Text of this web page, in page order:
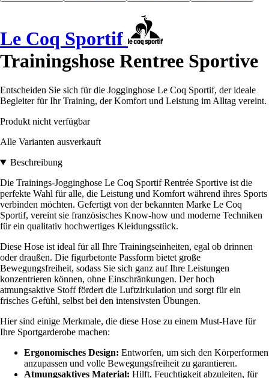
Le Coq Sportif
Trainingshose Rentree Sportive
Entscheiden Sie sich für die Jogginghose Le Coq Sportif, der ideale
Begleiter für Ihr Training, der Komfort und Leistung im Alltag vereint.
Produkt nicht verfügbar
Alle Varianten ausverkauft
Beschreibung
Die Trainings-Jogginghose Le Coq Sportif Rentrée Sportive ist die
perfekte Wahl für alle, die Leistung und Komfort während ihres Sports
verbinden möchten. Gefertigt von der bekannten Marke Le Coq
Sportif, vereint sie französisches Know-how und moderne Techniken
für ein qualitativ hochwertiges Kleidungsstück.
Diese Hose ist ideal für all Ihre Trainingseinheiten, egal ob drinnen
oder draußen. Die figurbetonte Passform bietet große
Bewegungsfreiheit, sodass Sie sich ganz auf Ihre Leistungen
konzentrieren können, ohne Einschränkungen. Der hoch
atmungsaktive Stoff fördert die Luftzirkulation und sorgt für ein
frisches Gefühl, selbst bei den intensivsten Übungen.
Hier sind einige Merkmale, die diese Hose zu einem Must-Have für
Ihre Sportgarderobe machen:
Ergonomisches Design: Entworfen, um sich den Körperformen
anzupassen und volle Bewegungsfreiheit zu garantieren.
Atmungsaktives Material: Hilft, Feuchtigkeit abzuleiten, für